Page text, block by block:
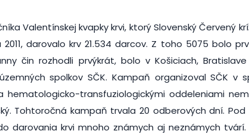
Valentínskej kvapky krvi, ktorý Slovenský Červený
2011, darovalo krv 21.534 darcov. Z toho 5075 bolo
čin rozhodli prvýkrát, bolo v Košiciach,
spolkov SČK. Kampaň organizoval SČK v
hematologicko-transfuziologickými oddeleniami
Tohtoročná kampaň trvala 20 odberových dní.
darovania krvi mnoho známych aj neznámych tvárí.